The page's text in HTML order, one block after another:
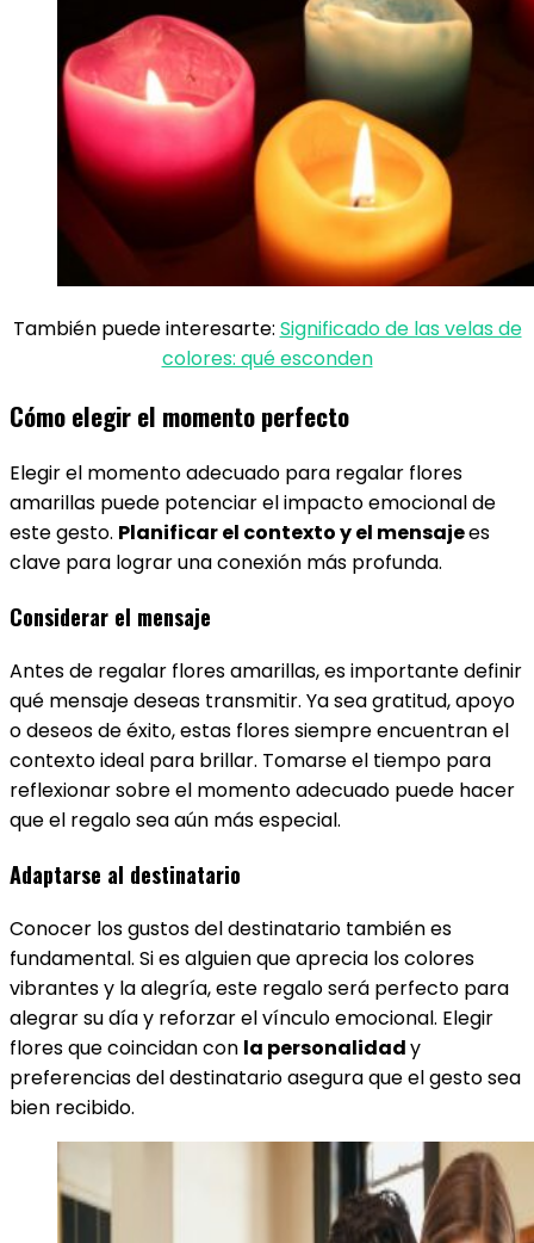
También puede interesarte: Significado de las velas de
colores: qué esconden
Cómo elegir el momento perfecto
Elegir el momento adecuado para regalar flores
amarillas puede potenciar el impacto emocional de
este gesto. Planificar el contexto y el mensajees
clave para lograr una conexión más profunda.
Considerar el mensaje
Antes de regalar flores amarillas, es importante definir
qué mensaje deseas transmitir. Ya sea gratitud, apoyo
o deseos de éxito, estas flores siempre encuentran el
contexto ideal para brillar. Tomarse el tiempo para
reflexionar sobre el momento adecuado puede hacer
que el regalo sea aún más especial.
Adaptarse al destinatario
Conocer los gustos del destinatario también es
fundamental. Si es alguien que aprecia los colores
vibrantes y la alegría, este regalo será perfecto para
alegrar su día y reforzar el vínculo emocional. Elegir
flores que coincidan con la personalidady
preferencias del destinatario asegura que el gesto sea
bien recibido.